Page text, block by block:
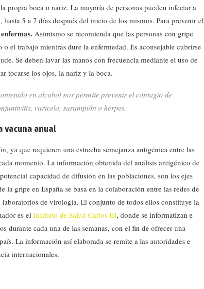
propia boca o nariz. La mayoría de personas pueden infectar a
5 a 7 días después del inicio de los mismos. Para prevenir el
Asimismo se recomienda que las personas con gripe
el trabajo mientras dure la enfermedad. Es aconsejable cubrirse
Se deben lavar las manos con frecuencia mediante el uso de
tocarse los ojos, la nariz y la boca.
en alcohol nos permite prevenir el contagio de
varicela, sarampión o herpes.
vacuna anual
ya que requieren una estrecha semejanza antigénica entre las
momento. La información obtenida del análisis antigénico de
capacidad de difusión en las poblaciones, son los ejes
gripe en España se basa en la colaboración entre las redes de
de virología. El conjunto de todos ellos constituye la
es el Instituto de Salud Carlos III, donde se informatizan e
durante cada una de las semanas, con el fin de ofrecer una
La información así elaborada se remite a las autoridades e
internacionales.